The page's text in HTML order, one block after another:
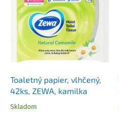
Toaletný papier, vlhčený,
42ks, ZEWA, kamilka
Skladom